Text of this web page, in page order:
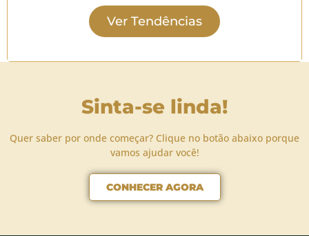
Ver Tendências
Sinta-se linda!
Quer saber por onde começar? Clique no botão abaixo porque
vamos ajudar você!
CONHECER AGORA